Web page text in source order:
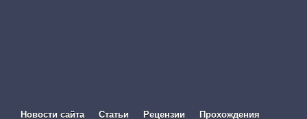
Новости сайта Статьи Рецензии Прохождения